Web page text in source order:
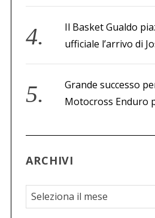
Il Basket Gualdo
ufficiale l’arrivo di
Grande successo
Motocross Enduro
ARCHIVI
A
r